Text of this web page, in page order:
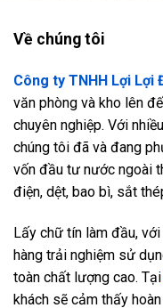
Về chúng tôi
Công ty TNHH Lợi Lợi
văn phòng và kho lên
chuyên nghiệp. Với
chúng tôi đã và đang
vốn đầu tư nước ngoài
điện, dệt, bao bì, sắt
Lấy chữ tín làm đầu,
hàng trải nghiệm sử
toàn chất lượng cao. Tại
khách sẽ cảm thấy